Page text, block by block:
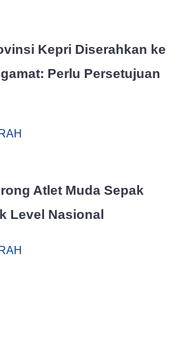
Kepri Diserahkan ke
Perlu Persetujuan
Atlet Muda Sepak
Level Nasional